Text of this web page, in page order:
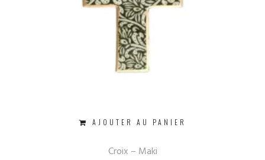
AJOUTER AU PANIER
Croix – Maki